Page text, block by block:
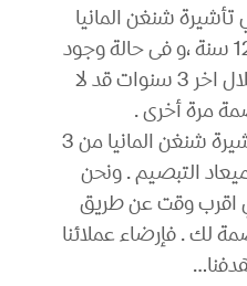
شنغن المانيا
بصمة لمن هم فوق 12 سنة ،و فى حالة وجود
بصمة مسبقة لك خلال اخر 3 سنوات قد لا
مرة أخرى .
وتتراوح مدة صدور تأشيرة شنغن المانيا من 3
ميعاد التبصيم . ونحن
وقت عن طريق
لك . فإرضاء عملائنا